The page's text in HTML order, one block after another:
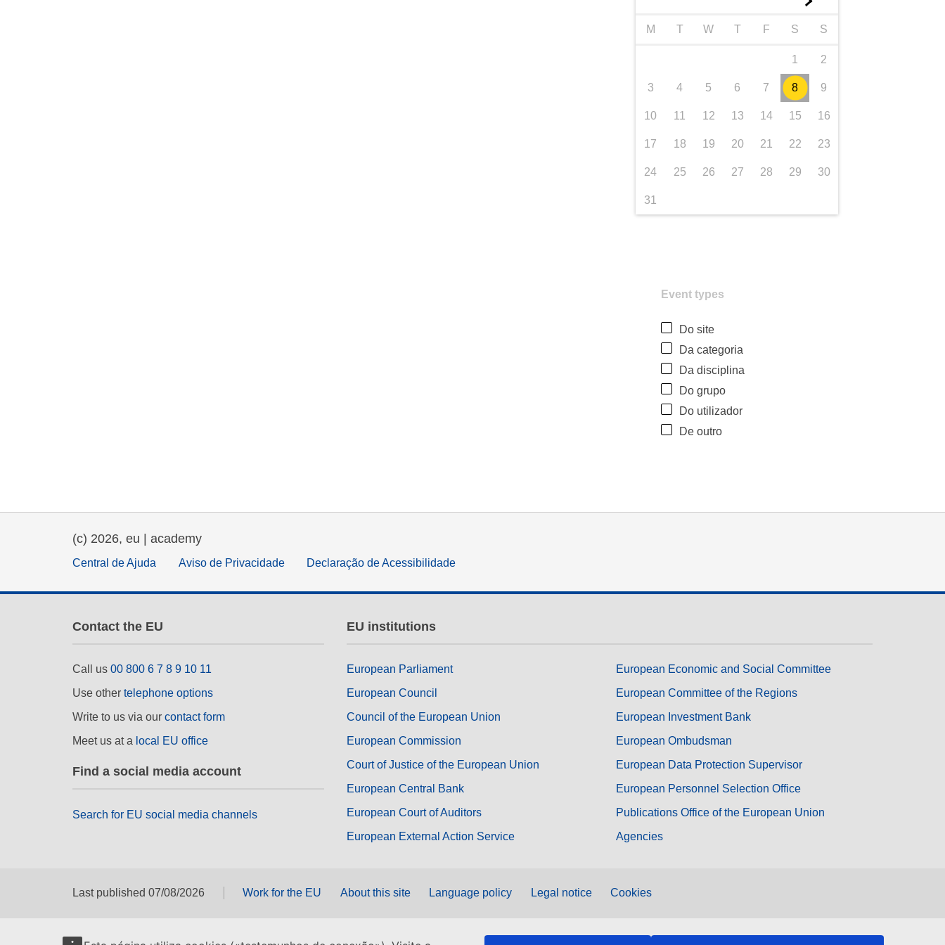
M T W T F S S
1 2
3 4 5 6 7 8 9
10 11 12 13 14 15 16
17 18 19 20 21 22 23
24 25 26 27 28 29 30
31
Event types
Do site
Da categoria
Da disciplina
Do grupo
Do utilizador
De outro
(c) 2026, eu | academy
Central de Ajuda Aviso de Privacidade Declaração de Acessibilidade
Contact the EU
Call us 00 800 6 7 8 9 10 11
Use other telephone options
Write to us via our contact form
Meet us at a local EU office
Find a social media account
Search for EU social media channels
EU institutions
European Parliament
European Council
Council of the European Union
European Commission
Court of Justice of the European Union
European Central Bank
European Court of Auditors
European External Action Service
European Economic and Social Committee
European Committee of the Regions
European Investment Bank
European Ombudsman
European Data Protection Supervisor
European Personnel Selection Office
Publications Office of the European Union
Agencies
Last published 07/08/2026 Work for the EU About this site Language policy Legal notice Cookies